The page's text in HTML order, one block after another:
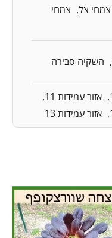
צמחי צל
צמחי
השקיה סבירה
אזור עמידות 11
אזור עמידות 13